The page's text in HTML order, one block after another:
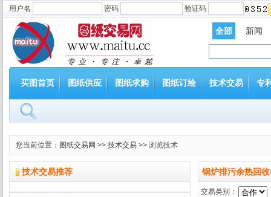
用户名 密码 验证码
全部 新闻
买图首页 图纸供应 图纸求购 图纸订绘 技术交易 专
您当前位置： 图纸交易网 >> 技术交易 >> 浏览技术
技术交易推荐 锅炉排污余热回
交易类别：